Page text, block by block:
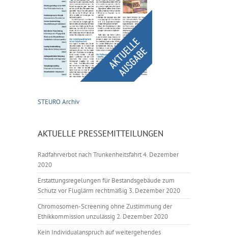
STEURO Archiv
AKTUELLE PRESSEMITTEILUNGEN
Radfahrverbot nach Trunkenheitsfahrt4. Dezember
2020
Erstattungsregelungen für Bestandsgebäude zum
Schutz vor Fluglärm rechtmäßig 3. Dezember 2020
Chromosomen-Screening ohne Zustimmung der
Ethikkommission unzulässig 2. Dezember 2020
Kein Individualanspruch auf weitergehendes